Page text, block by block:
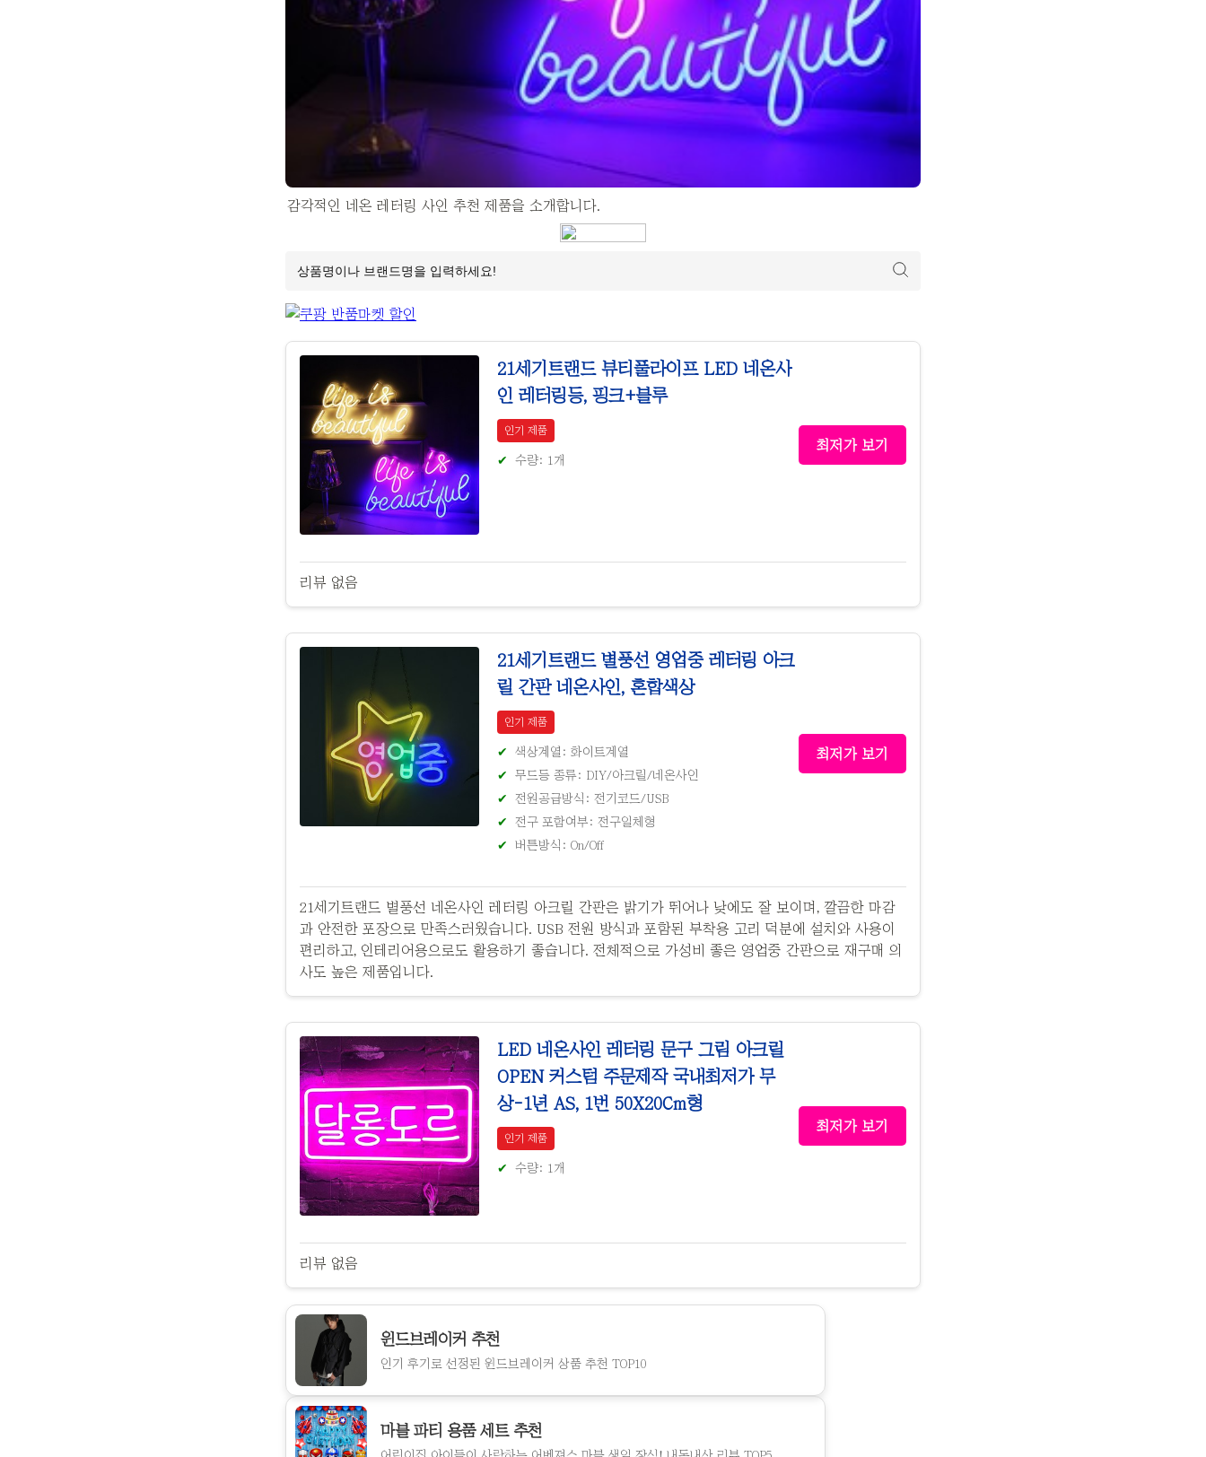
감각적인 네온 레터링 사인 추천 제품을 소개합니다.
21세기트랜드 뷰티풀라이프 LED 네온사
인 레터링등, 핑크+블루
인기 제품
수량: 1개
최저가 보기
리뷰 없음
21세기트랜드 별풍선 영업중 레터링 아크
릴 간판 네온사인, 혼합색상
인기 제품
색상계열: 화이트계열
무드등 종류: DIY/아크릴/네온사인
전원공급방식: 전기코드/USB
전구 포함여부: 전구일체형
버튼방식: On/Off
최저가 보기
21세기트랜드 별풍선 네온사인 레터링 아크릴 간판은 밝기가 뛰어나 낮에도 잘 보이며, 깔끔한 마감
과 안전한 포장으로 만족스러웠습니다. USB 전원 방식과 포함된 부착용 고리 덕분에 설치와 사용이
편리하고, 인테리어용으로도 활용하기 좋습니다. 전체적으로 가성비 좋은 영업중 간판으로 재구매 의
사도 높은 제품입니다.
LED 네온사인 레터링 문구 그림 아크릴
OPEN 커스텀 주문제작 국내최저가 무
상-1년 AS, 1번 50X20Cm형
인기 제품
수량: 1개
최저가 보기
리뷰 없음
윈드브레이커 추천
인기 후기로 선정된 윈드브레이커 상품 추천 TOP10
마블 파티 용품 세트 추천